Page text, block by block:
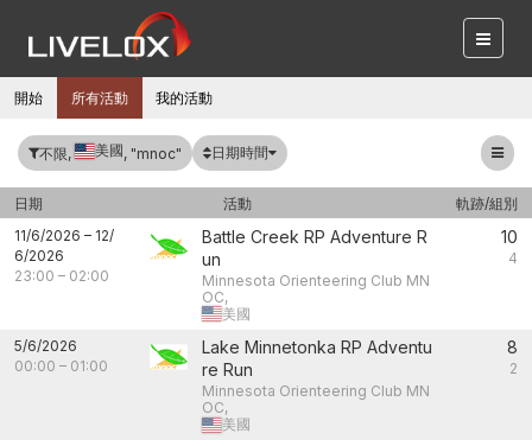
開始 所有活動 我的活動
不限, 美國, "mnoc" 日期時間
日期 活動
軌跡/組別
11/6/2026 – 12/
6/2026
23:00 – 02:00
Battle Creek RP Adventure R
un
Minnesota Orienteering Club MN
OC,
美國
10
4
5/6/2026
00:00 – 01:00
Lake Minnetonka RP Adventu
re Run
Minnesota Orienteering Club MN
OC,
美國
8
2